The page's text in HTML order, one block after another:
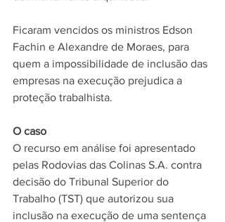
Ficaram vencidos os ministros Edson
Fachin e Alexandre de Moraes, para
quem a impossibilidade de inclusão das
empresas na execução prejudica a
proteção trabalhista.
O caso
O recurso em análise foi apresentado
pelas Rodovias das Colinas S.A. contra
decisão do Tribunal Superior do
Trabalho (TST) que autorizou sua
inclusão na execução de uma sentença